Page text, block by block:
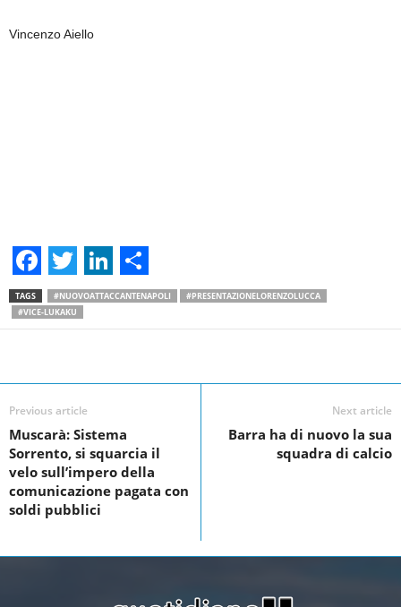
Vincenzo Aiello
F
a
e
b
o
o
k
T
w
t
t
e
r
L
k
e
d
I
n
S
r
TAGS #NUOVOATTACCANTENAPOLI
#PRESENTAZIONELORENZOLUCCA
#VICE-LUKAKU
Previous article
Muscarà: Sistema
Sorrento, si squarcia il
velo sull’impero della
comunicazione pagata con
soldi pubblici
Next article
Barra ha di nuovo la sua
squadra di calcio